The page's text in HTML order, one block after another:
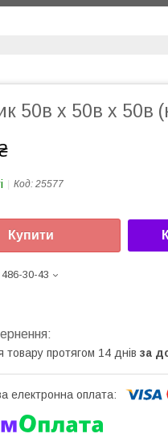
50в х 50в х 50в
Код: 25577
Купити
30-43
товару протягом 14 днів за